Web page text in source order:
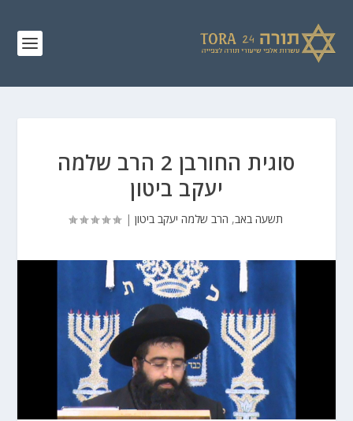
סוגית החורבן 2 הרב שלמה
יעקב ביטון
תשעה באב, הרב שלמה יעקב ביטון |